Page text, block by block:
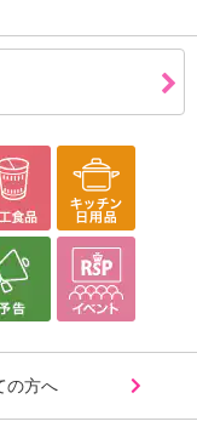
（※必ずご確認くだ
時点での情報となります。
の方へ